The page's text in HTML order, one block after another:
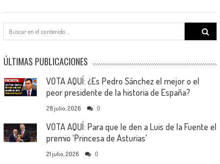
Search
for:
ÚLTIMAS PUBLICACIONES
VOTA AQUÍ: ¿Es Pedro Sánchez el mejor o el
peor presidente de la historia de España?
28 julio, 2026 0
VOTA AQUÍ: Para que le den a Luis de la Fuente el
premio ‘Princesa de Asturias’
21 julio, 2026 0